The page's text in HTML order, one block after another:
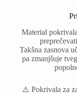
Material
Takšna zasnova
pa zmanjšuje
⚠️ Pokrivala za